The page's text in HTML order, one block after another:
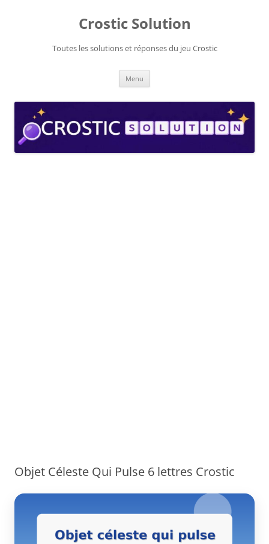
Crostic Solution
Toutes les solutions et réponses du jeu Crostic
Menu
Objet Céleste Qui Pulse 6 lettres Crostic